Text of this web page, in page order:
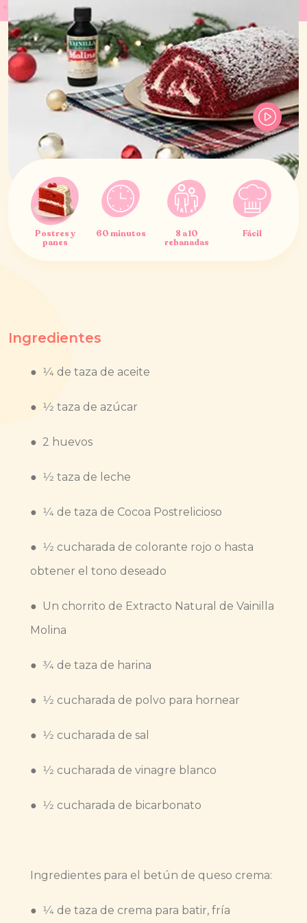
Postres y
panes
60 minutos
8 a 10
rebanadas
Fácil
Ingredientes
● 1⁄4 de taza de aceite
● 1⁄2 taza de azúcar
● 2 huevos
● 1⁄2 taza de leche
● 1⁄4 de taza de Cocoa Postrelicioso
● 1⁄2 cucharada de colorante rojo o hasta
obtener el tono deseado
● Un chorrito de Extracto Natural de Vainilla
Molina
● 3⁄4 de taza de harina
● 1⁄2 cucharada de polvo para hornear
● 1⁄2 cucharada de sal
● 1⁄2 cucharada de vinagre blanco
● 1⁄2 cucharada de bicarbonato
Ingredientes para el betún de queso crema:
● 1⁄4 de taza de crema para batir, fría